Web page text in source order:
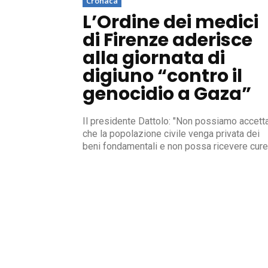
L’Ordine dei medici
di Firenze aderisce
alla giornata di
digiuno “contro il
genocidio a Gaza”
Il presidente Dattolo: "Non possiamo
che la popolazione civile venga privata dei
beni fondamentali e non possa ricevere